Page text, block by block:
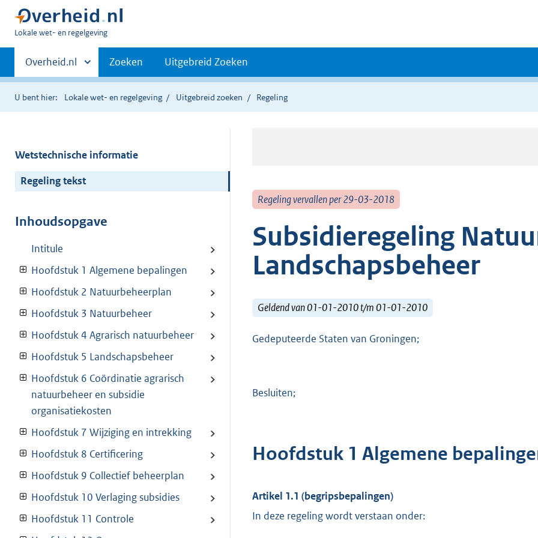
U
hier:
Lokale wet- en regelgeving
Primaire
navigatie
Andere
sites
binnen
Overheid.nl Zoeken Uitgebreid Zoeken
U bent hier: Lokale wet- en regelgeving Uitgebreid zoeken Regeling
Wetstechnische informatie
Regeling tekst
Inhoudsopgave
Intitule
Hoofdstuk 1 Algemene bepalingen
Hoofdstuk 2 Natuurbeheerplan
Hoofdstuk 3 Natuurbeheer
Hoofdstuk 4 Agrarisch natuurbeheer
Hoofdstuk 5 Landschapsbeheer
Hoofdstuk 6 Coördinatie agrarisch
natuurbeheer en subsidie
organisatiekosten
Hoofdstuk 7 Wijziging en intrekking
Hoofdstuk 8 Certificering
Hoofdstuk 9 Collectief beheerplan
Hoofdstuk 10 Verlaging subsidies
Hoofdstuk 11 Controle
Regeling vervallen per 29-03-2018
Subsidieregeling
Landschapsbeheer
Geldend van 01-01-2010 t/m 01-01-2010
Gedeputeerde Staten van Groningen;
Besluiten;
Hoofdstuk 1 Algemene
Artikel 1.1 (begripsbepalingen)
In deze regeling wordt verstaan onder: